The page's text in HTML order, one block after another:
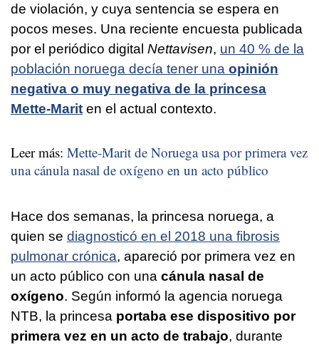
de violación, y cuya sentencia se espera en
pocos meses. Una reciente encuesta publicada
por el periódico digital Nettavisen, un 40 % de la
población noruega decía tener una opinión
negativa o muy negativa de la princesa
Mette-Marit en el actual contexto.
Leer más: Mette-Marit de Noruega usa por primera vez
una cánula nasal de oxígeno en un acto público
Hace dos semanas, la princesa noruega, a
quien se diagnosticó en el 2018 una fibrosis
pulmonar crónica, apareció por primera vez en
un acto público con una cánula nasal de
oxígeno. Según informó la agencia noruega
NTB, la princesa portaba ese dispositivo por
primera vez en un acto de trabajo, durante